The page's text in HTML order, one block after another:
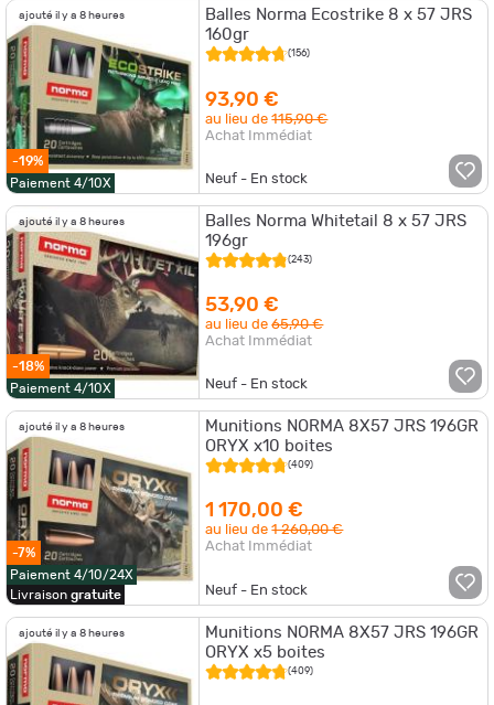
ajouté il y a 8 heures
-19%
Paiement 4/10X
Balles Norma Ecostrike 8 x 57 JRS
160gr
(156)
93,90 €
au lieu de115,90 €
Achat Immédiat
Neuf - En stock
ajouté il y a 8 heures
-18%
Paiement 4/10X
Balles Norma Whitetail 8 x 57 JRS
196gr
(243)
53,90 €
au lieu de65,90 €
Achat Immédiat
Neuf - En stock
ajouté il y a 8 heures
-7%
Paiement 4/10/24X
Livraison gratuite
Munitions NORMA 8X57 JRS 196GR
ORYX x10 boites
(409)
1 170,00 €
au lieu de1 260,00 €
Achat Immédiat
Neuf - En stock
ajouté il y a 8 heures
Munitions NORMA 8X57 JRS 196GR
ORYX x5 boites
(409)